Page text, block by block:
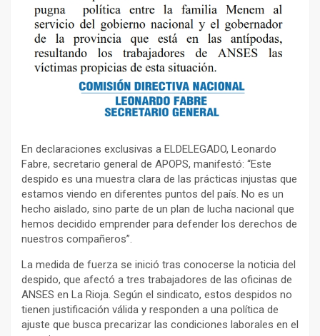
En declaraciones exclusivas a ELDELEGADO, Leonardo
Fabre, secretario general de APOPS, manifestó: “Este
despido es una muestra clara de las prácticas injustas que
estamos viendo en diferentes puntos del país. No es un
hecho aislado, sino parte de un plan de lucha nacional que
hemos decidido emprender para defender los derechos de
nuestros compañeros”.
La medida de fuerza se inició tras conocerse la noticia del
despido, que afectó a tres trabajadores de las oficinas de
ANSES en La Rioja. Según el sindicato, estos despidos no
tienen justificación válida y responden a una política de
ajuste que busca precarizar las condiciones laborales en el